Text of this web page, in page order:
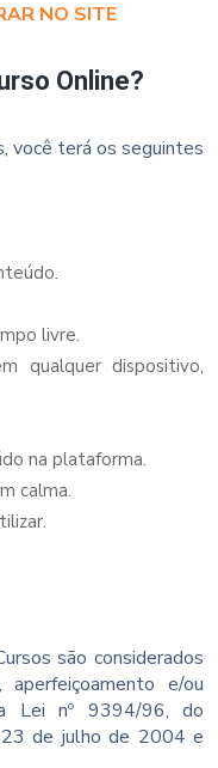
NO SITE
Online?
você terá os seguintes
livre.
qualquer dispositivo,
na plataforma.
calma.
são considerados
e/ou
Lei nº 9394/96, do
de julho de 2004 e